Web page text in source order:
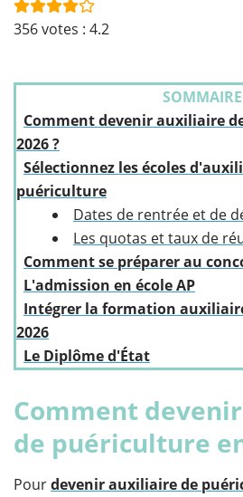
356votes : 4.2
SOMMAIRE
Comment devenir auxiliaire
2026 ?
Sélectionnez les écoles
puériculture
Dates de rentrée et de
Les quotas et taux de
Comment se préparer au
L'admission en école AP
Intégrer la formation
2026
Le Diplôme d'État
Comment
de puériculture
Pourdevenir auxiliaire de